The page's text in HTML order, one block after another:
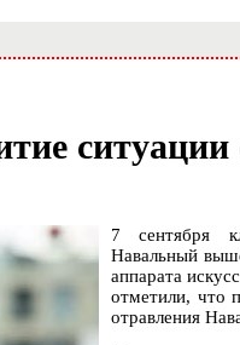
ситуации
7 сентября
Навальный
аппарата
отметили, что
отравления